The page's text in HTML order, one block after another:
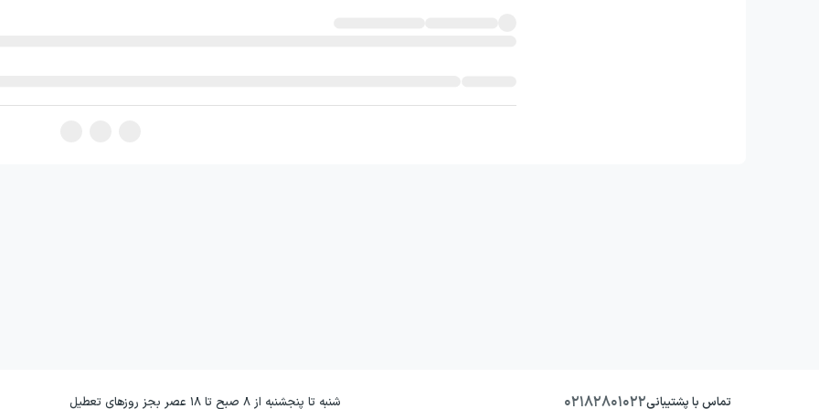
تماس با پشتیبانی۰۲۱۸۲۸۰۱۰۲۲ شنبه تا پنجشنبه از ۸ صبح تا ۱۸ عصر بجز روزهای تعطیل